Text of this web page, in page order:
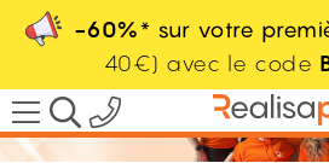
-60%* sur votre
40€) avec le code